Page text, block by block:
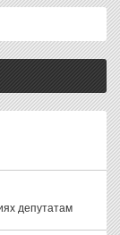
депутатам